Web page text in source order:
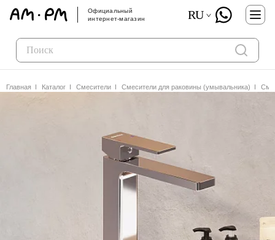
Официальный
интернет-магазин
RU
Главная Каталог Смесители Смесители для раковины (умывальника)